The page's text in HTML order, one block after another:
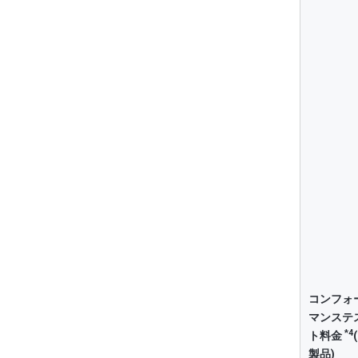
コンフォ
マンステ
ト料金 *4
製品)